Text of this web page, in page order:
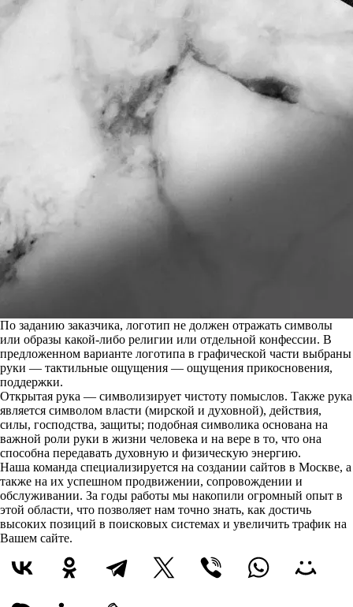
По заданию заказчика, логотип не должен отражать символы
или образы какой-либо религии или отдельной конфессии. В
предложенном варианте логотипа в графической части выбраны
руки — тактильные ощущения — ощущения прикосновения,
поддержки.
Открытая рука — символизирует чистоту помыслов. Также рука
является символом власти (мирской и духовной), действия,
силы, господства, защиты; подобная символика основана на
важной роли руки в жизни человека и на вере в то, что она
способна передавать духовную и физическую энергию.
Наша команда специализируется на создании сайтов в Москве, а
также на их успешном продвижении, сопровождении и
обслуживании. За годы работы мы накопили огромный опыт в
этой области, что позволяет нам точно знать, как достичь
высоких позиций в поисковых системах и увеличить трафик на
Вашем сайте.